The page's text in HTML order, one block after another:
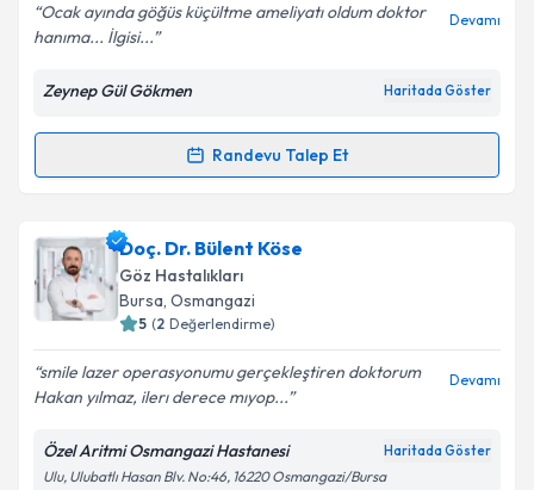
Kişisel verilerimin işlenmesine ilişkin
Aydınlatma
kapsamda işlenmesini kabul ediyorum.
Ocak ayında göğüs küçültme ameliyatı oldum doktor
hanıma... İlgisi...
Devamı
Zeynep Gül Gökmen Haritada Göster
Randevu Talep Et
Randevu Takvimi Talebi
Op. Dr. Zeynep Gül Gökmen
talebi oluşturun. Size bu uzmandan randevu almanız
için bir takvim hazırlandığında e-posta ile
bilgilendireceğiz.
E-posta Adresiniz
Kişisel verilerimin işlenmesine ilişkinAydınlatma
Doç. Dr. Bülent Köse
Göz Hastalıkları
Bursa, Osmangazi
5 (2 Değerlendirme)
smile lazer operasyonumu gerçekleştiren doktorum
Hakan yılmaz, ilerı derece mıyop...
Devamı
Özel Aritmi Osmangazi Hastanesi Haritada Göster
Ulu, Ulubatlı Hasan Blv. No:46, 16220 Osmangazi/Bursa